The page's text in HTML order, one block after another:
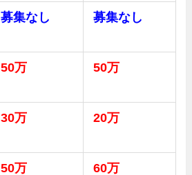
募集なし 募集なし
50万 50万
30万 20万
50万 60万